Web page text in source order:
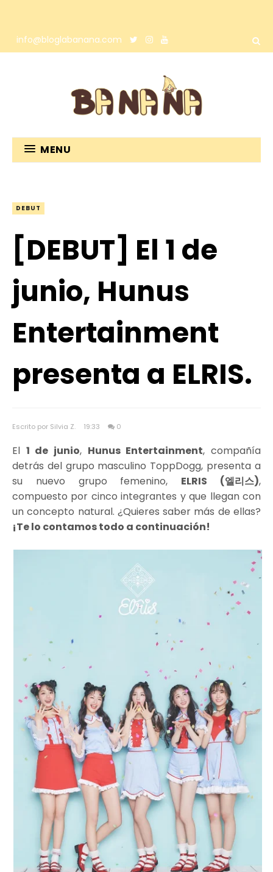
info@bloglabanana.com
MENU
DEBUT
[DEBUT] El 1 de
junio, Hunus
Entertainment
presenta a ELRIS.
Escrito por Silvia Z. 19:33 0
El 1 de junio, Hunus Entertainment, compañía
detrás del grupo masculino ToppDogg, presenta a
su nuevo grupo femenino, ELRIS (엘리스),
compuesto por cinco integrantes y que llegan con
un concepto natural. ¿Quieres saber más de ellas?
¡Te lo contamos todo a continuación!